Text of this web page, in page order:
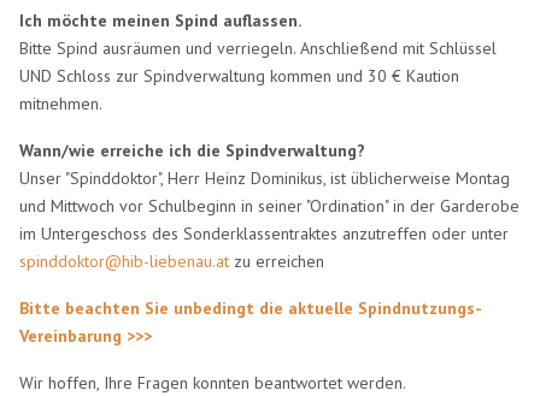
Ich möchte meinen Spind auflassen.
Bitte Spind ausräumen und verriegeln. Anschließend mit Schlüssel
UND Schloss zur Spindverwaltung kommen und 30 € Kaution
mitnehmen.
Wann/wie erreiche ich die Spindverwaltung?
Unser "Spinddoktor", Herr Heinz Dominikus, ist üblicherweise Montag
und Mittwoch vor Schulbeginn in seiner "Ordination" in der Garderobe
im Untergeschoss des Sonderklassentraktes anzutreffen oder unter
spinddoktor@hib-liebenau.at zu erreichen
Bitte beachten Sie unbedingt die aktuelle Spindnutzungs-
Vereinbarung >>>
Wir hoffen, Ihre Fragen konnten beantwortet werden.